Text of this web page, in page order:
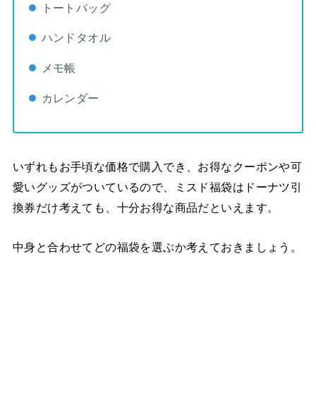
トートバッグ
ハンドタオル
メモ帳
カレンダー
いずれもお手頃な価格で購入でき、お得なクーポンや可
愛いグッズがついているので、ミスド福袋はドーナツ引
換券だけ考えても、十分お得な商品だといえます。
中身と合わせてどの福袋を選ぶか考えておきましょう。